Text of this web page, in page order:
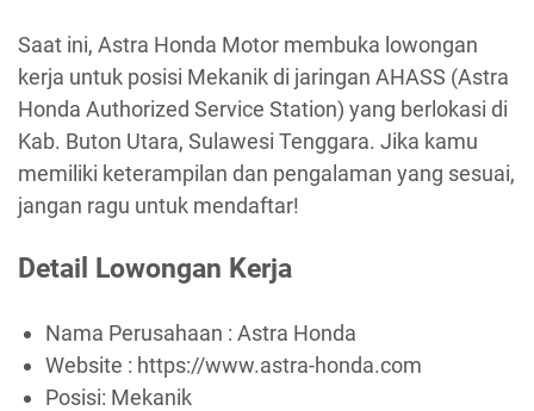
Saat ini, Astra Honda Motor membuka lowongan
kerja untuk posisi Mekanik di jaringan AHASS (Astra
Honda Authorized Service Station) yang berlokasi di
Kab. Buton Utara, Sulawesi Tenggara. Jika kamu
memiliki keterampilan dan pengalaman yang sesuai,
jangan ragu untuk mendaftar!
Detail Lowongan Kerja
Nama Perusahaan : Astra Honda
Website : https://www.astra-honda.com
Posisi: Mekanik